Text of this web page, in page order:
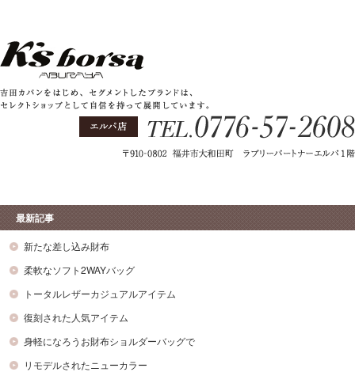
最新記事
新たな差し込み財布
柔軟なソフト2WAYバッグ
トータルレザーカジュアルアイテム
復刻された人気アイテム
身軽になろうお財布ショルダーバッグで
リモデルされたニューカラー